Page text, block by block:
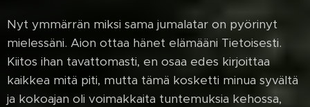
Nyt ymmärrän miksi sama jumalatar on pyörinyt
mielessäni. Aion ottaa hänet elämääni Tietoisesti.
Kiitos ihan tavattomasti, en osaa edes kirjoittaa
kaikkea mitä piti, mutta tämä kosketti minua syvältä
ja kokoajan oli voimakkaita tuntemuksia kehossa,